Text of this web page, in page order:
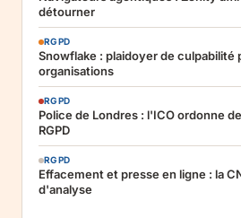
détourner
RGPD
Snowflake : plaidoyer de culpabilité
organisations
RGPD
Police de Londres : l'ICO ordonne
RGPD
RGPD
Effacement et presse en ligne : la
d'analyse